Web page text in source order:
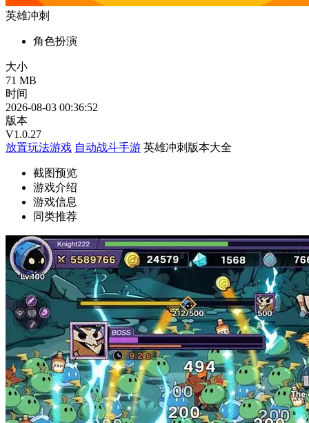
英雄冲刺
角色扮演
大小
71 MB
时间
2026-08-03 00:36:52
版本
V1.0.27
放置玩法游戏 自动战斗手游 英雄冲刺版本大全
截图预览
游戏介绍
游戏信息
同类推荐